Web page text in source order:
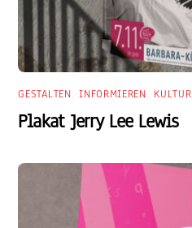
GESTALTEN ,INFORMIEREN KULTUR
Plakat Jerry Lee Lewis